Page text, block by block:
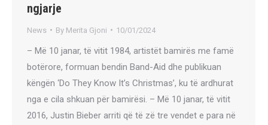
ngjarje
News By Merita Gjoni 10/01/2024
– Më 10 janar, të vitit 1984, artistët bamirës me famë
botërore, formuan bendin Band-Aid dhe publikuan
këngën ‘Do They Know It’s Christmas’, ku të ardhurat
nga e cila shkuan për bamirësi. – Më 10 janar, të vitit
2016, Justin Bieber arriti që të zë tre vendet e para në